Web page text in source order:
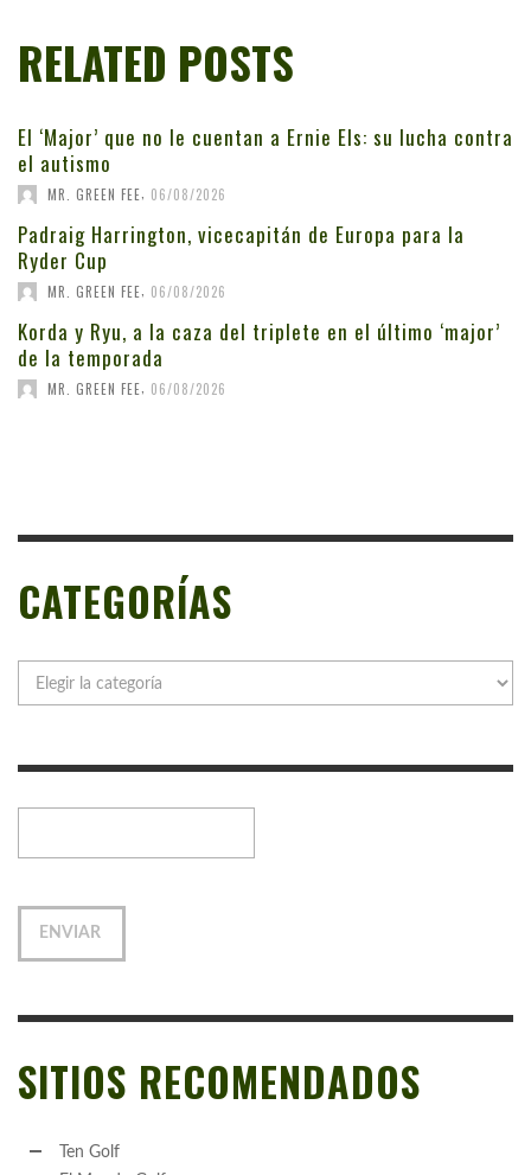
RELATED POSTS
El ‘Major’ que no le cuentan a Ernie Els: su lucha contra
el autismo
MR. GREEN FEE, 06/08/2026
Padraig Harrington, vicecapitán de Europa para la
Ryder Cup
MR. GREEN FEE 06/08/2026
Korda y Ryu, a la caza del triplete en el último ‘major’
de la temporada
MR. GREEN FEE 06/08/2026
CATEGORÍAS
SITIOS RECOMENDADOS
Ten Golf